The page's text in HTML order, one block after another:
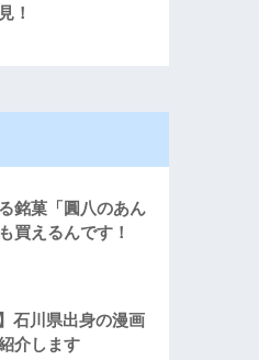
！
銘菓「圓八のあん
買えるんです！
石川県出身の漫画
介します